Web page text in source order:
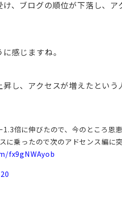
、ブログの順位が下落し、ア
感じますね。
し、アクセスが増えたという
倍に伸びたので、今のところ恩
に乗ったので次のアドセンス編に
fx9gNWAyob